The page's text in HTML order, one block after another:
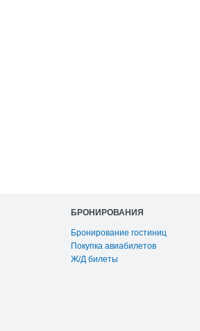
БРОНИРОВАНИЯ
Бронирование гостиниц
Покупка авиабилетов
Ж/Д билеты